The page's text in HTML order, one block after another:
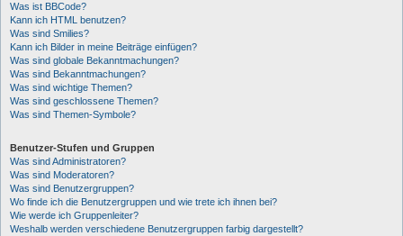
Was ist BBCode?
Kann ich HTML benutzen?
Was sind Smilies?
Kann ich Bilder in meine Beiträge einfügen?
Was sind globale Bekanntmachungen?
Was sind Bekanntmachungen?
Was sind wichtige Themen?
Was sind geschlossene Themen?
Was sind Themen-Symbole?
Benutzer-Stufen und Gruppen
Was sind Administratoren?
Was sind Moderatoren?
Was sind Benutzergruppen?
Wo finde ich die Benutzergruppen und wie trete ich ihnen bei?
Wie werde ich Gruppenleiter?
Weshalb werden verschiedene Benutzergruppen farbig dargestellt?